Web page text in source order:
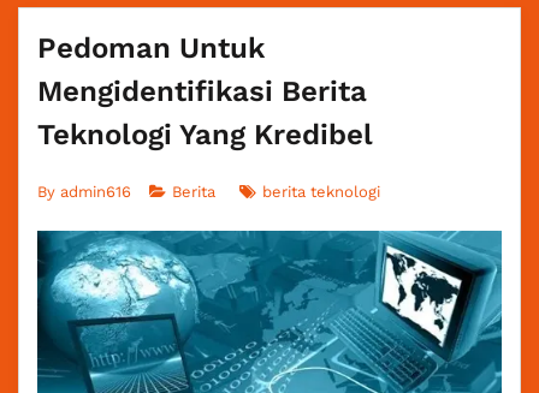
Pedoman Untuk
Mengidentifikasi Berita
Teknologi Yang Kredibel
By admin616 Berita berita teknologi